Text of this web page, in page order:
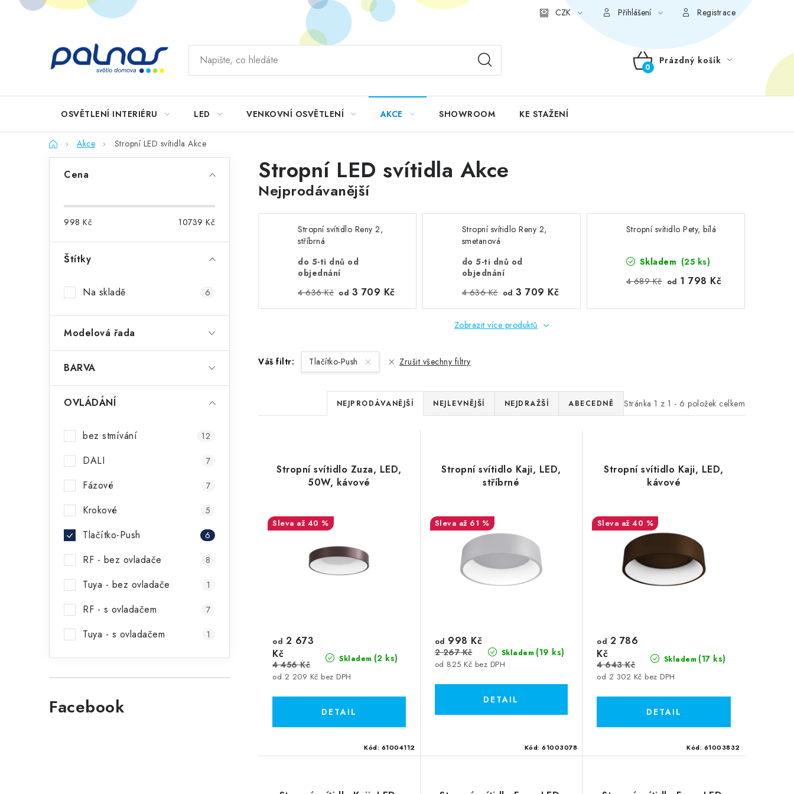
Přejít
CZK Přihlášení Registrace
NÁKUPNÍ
Prázdný košík
OSVĚTLENÍ INTERIÉRU LED VENKOVNÍ OSVĚTLENÍ AKCE SHOWROOM KE STAŽENÍ
DomůAkce Stropní LED svítidla Akce
t
n
í
a
Cena
998 Kč 10739 Kč
Štítky
Na skladě 6
Modelová řada
BARVA
OVLÁDÁNÍ
bez stmívání 12
DALI 7
Fázové 7
Krokové 5
Tlačítko-Push 6
RF - bez ovladače 8
Tuya - bez ovladače 1
RF - s ovladačem 7
Tuya - s ovladačem 1
Facebook
Stropní LED svítidla Akce
Nejprodávanější
Stropní svítidlo Reny 2,
stříbrná
do 5-ti dnů od
objednání
4 636 Kč od 3 709 Kč
Stropní svítidlo Reny 2,
smetanová
do 5-ti dnů od
objednání
4 636 Kč od 3 709 Kč
Stropní svítidlo Pety, bílá
Skladem (25 ks)
4 689 Kč od 1 798 Kč
Zobrazit více produktů
Váš filtr: Tlačítko-Push Zrušit všechny filtry
Stránka 1 z 1 - 6 položek celkem
Ř
a
e
n
í
p
r
o
k
t
ů
NEJPRODÁVANĚJŠÍ NEJLEVNĚJŠÍ NEJDRAŽŠÍ ABECEDNĚ
Stropní svítidlo Zuza, LED,
50W, kávové
až 40 %
Skladem (2 ks)
od 2 209 Kč bez DPH
od 2 673
Kč
4 456 Kč
Kód: 61004112
Stropní svítidlo Kaji, LED,
stříbrné
až 61 %
Skladem (19 ks)
od 825 Kč bez DPH
od 998 Kč
2 267 Kč
Kód:61003078
Stropní svítidlo Kaji, LED,
kávové
až 40 %
Skladem (17 ks)
od 2 302 Kč bez DPH
od 2 786
Kč
4 643 Kč
Kód: 61003832